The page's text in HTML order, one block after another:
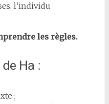
l’individu
les règles.
Ha :
;